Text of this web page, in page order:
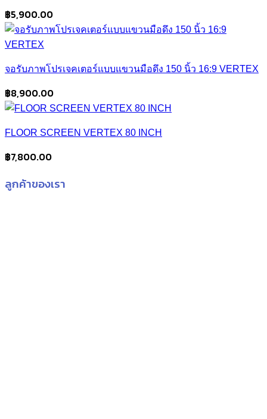
฿5,900.00
จอรับภาพโปรเจคเตอร์แบบแขวนมือดึง 150 นิ้ว 16:9 VERTEX
฿8,900.00
FLOOR SCREEN VERTEX 80 INCH
฿7,800.00
ลูกค้าของเรา